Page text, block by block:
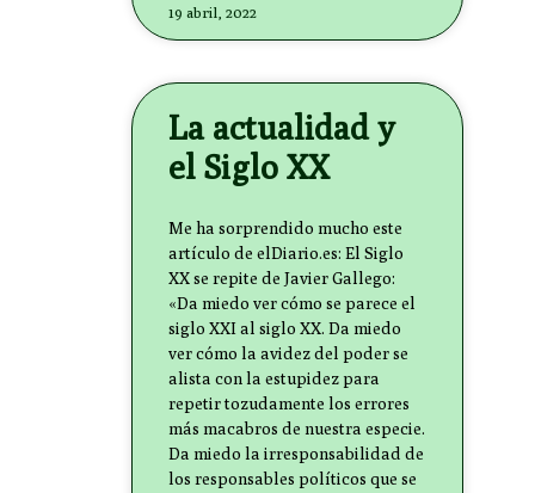
19 abril, 2022
La actualidad y
el Siglo XX
Me ha sorprendido mucho este
artículo de elDiario.es: El Siglo
XX se repite de Javier Gallego:
«Da miedo ver cómo se parece el
siglo XXI al siglo XX. Da miedo
ver cómo la avidez del poder se
alista con la estupidez para
repetir tozudamente los errores
más macabros de nuestra especie.
Da miedo la irresponsabilidad de
los responsables políticos que se